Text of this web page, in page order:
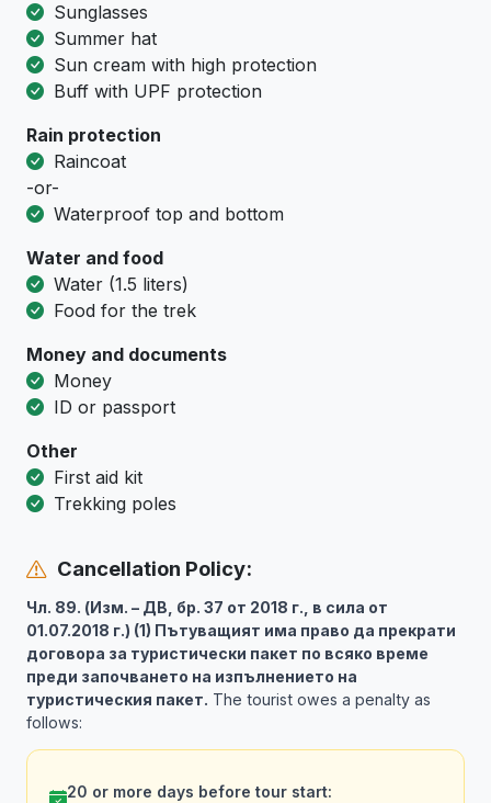
Sunglasses
Summer hat
Sun cream with high protection
Buff with UPF protection
Rain protection
Raincoat
-or-
Waterproof top and bottom
Water and food
Water (1.5 liters)
Food for the trek
Money and documents
Money
ID or passport
Other
First aid kit
Trekking poles
Cancellation Policy:
Чл. 89. (Изм. – ДВ, бр. 37 от 2018 г., в сила от
01.07.2018 г.) (1) Пътуващият има право да прекрати
договора за туристически пакет по всяко време
преди започването на изпълнението на
туристическия пакет. The tourist owes a penalty as
follows:
20 or more days before tour start: